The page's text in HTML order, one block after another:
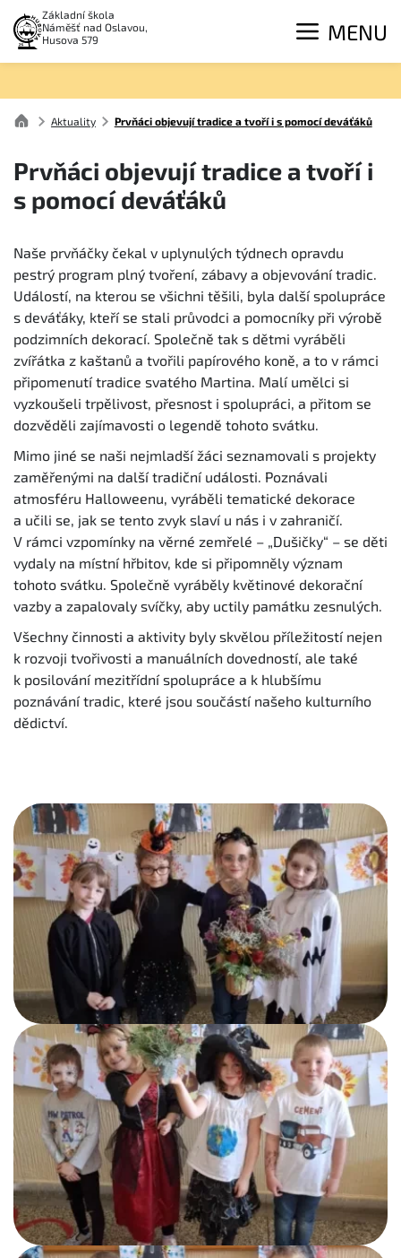
Základní škola
Náměšť nad Oslavou,
Husova 579
MENU
Aktuality Prvňáci objevují tradice a tvoří i s pomocí deváťáků
Prvňáci objevují tradice a tvoří i
s pomocí deváťáků
Naše prvňáčky čekal v uplynulých týdnech opravdu
pestrý program plný tvoření, zábavy a objevování tradic.
Událostí, na kterou se všichni těšili, byla další spolupráce
s deváťáky, kteří se stali průvodci a pomocníky při výrobě
podzimních dekorací. Společně tak s dětmi vyráběli
zvířátka z kaštanů a tvořili papírového koně, a to v rámci
připomenutí tradice svatého Martina. Malí umělci si
vyzkoušeli trpělivost, přesnost i spolupráci, a přitom se
dozvěděli zajímavosti o legendě tohoto svátku.
Mimo jiné se naši nejmladší žáci seznamovali s projekty
zaměřenými na další tradiční události. Poznávali
atmosféru Halloweenu, vyráběli tematické dekorace
a učili se, jak se tento zvyk slaví u nás i v zahraničí.
V rámci vzpomínky na věrné zemřelé – „Dušičky“ – se děti
vydaly na místní hřbitov, kde si připomněly význam
tohoto svátku. Společně vyráběly květinové dekorační
vazby a zapalovaly svíčky, aby uctily památku zesnulých.
Všechny činnosti a aktivity byly skvělou příležitostí nejen
k rozvoji tvořivosti a manuálních dovedností, ale také
k posilování mezitřídní spolupráce a k hlubšímu
poznávání tradic, které jsou součástí našeho kulturního
dědictví.